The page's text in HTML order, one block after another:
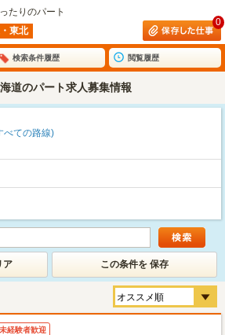
たりのパート
東北
0
検索条件履歴 閲覧履歴
海道のパート求人募集情報
べての路線)
ア この条件を 保存
未経験者歓迎